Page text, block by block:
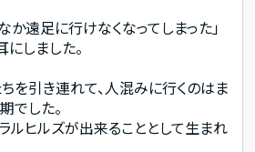
か遠足に行けなくなってしまった」
にしました。
を引き連れて、人混みに行くのはま
でした。
ルヒルズが出来ることとして生まれ